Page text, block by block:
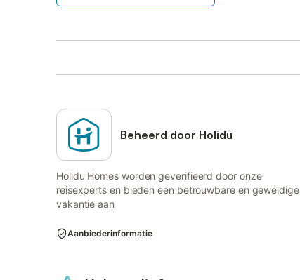
Beheerd door Holidu
Holidu Homes worden geverifieerd door onze
reisexperts en bieden een betrouwbare en geweldige
vakantie aan
Aanbiederinformatie